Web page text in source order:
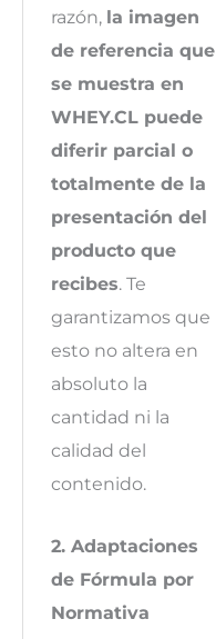
razón, la imagen
de referencia que
se muestra en
WHEY.CL puede
diferir parcial o
totalmente de la
presentación del
producto que
recibes. Te
garantizamos que
esto no altera en
absoluto la
cantidad ni la
calidad del
contenido.
2. Adaptaciones
de Fórmula por
Normativa